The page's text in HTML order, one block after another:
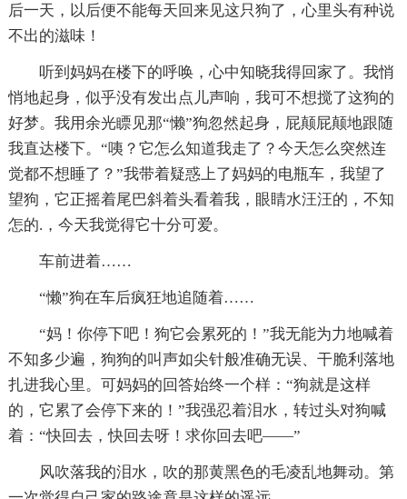
后一天，以后便不能每天回来见这只狗了，心里头有种说
不出的滋味！
听到妈妈在楼下的呼唤，心中知晓我得回家了。我悄
悄地起身，似乎没有发出点儿声响，我可不想搅了这狗的
好梦。我用余光瞟见那“懒”狗忽然起身，屁颠屁颠地跟随
我直达楼下。“咦？它怎么知道我走了？今天怎么突然连
觉都不想睡了？”我带着疑惑上了妈妈的电瓶车，我望了
望狗，它正摇着尾巴斜着头看着我，眼睛水汪汪的，不知
怎的.，今天我觉得它十分可爱。
车前进着……
“懒”狗在车后疯狂地追随着……
“妈！你停下吧！狗它会累死的！”我无能为力地喊着
不知多少遍，狗狗的叫声如尖针般准确无误、干脆利落地
扎进我心里。可妈妈的回答始终一个样：“狗就是这样
的，它累了会停下来的！”我强忍着泪水，转过头对狗喊
着：“快回去，快回去呀！求你回去吧——”
风吹落我的泪水，吹的那黄黑色的毛凌乱地舞动。第